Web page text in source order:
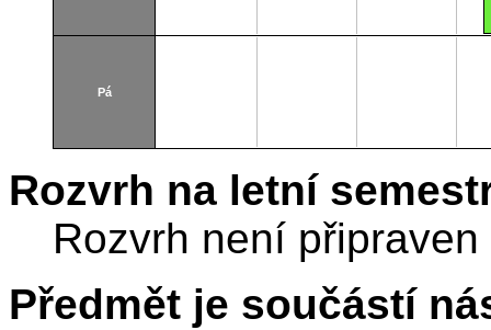
Pá
Rozvrh na letní
Rozvrh není připraven
Předmět je součástí